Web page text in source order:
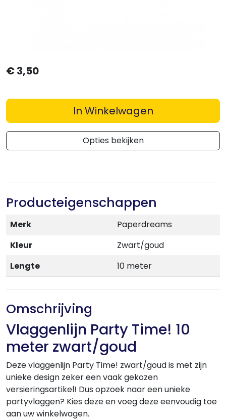
€ 3,50
In Winkelwagen
Opties bekijken
Producteigenschappen
Merk
Paperdreams
Kleur
Zwart/goud
Lengte
10 meter
Omschrijving
Vlaggenlijn Party Time! 10
meter zwart/goud
Deze vlaggenlijn Party Time! zwart/goud is met zijn
unieke design zeker een vaak gekozen
versieringsartikel! Dus opzoek naar een unieke
partyvlaggen? Kies deze en voeg deze eenvoudig toe
aan uw winkelwagen.